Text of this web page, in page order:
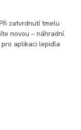
zatvrdnutí tmelu
novou – náhradní.
aplikaci lepidla